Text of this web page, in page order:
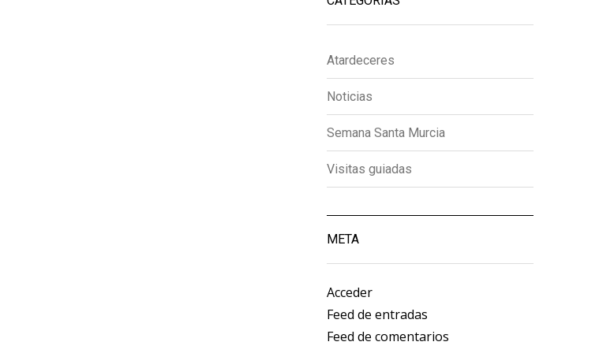
Atardeceres
Noticias
Semana Santa Murcia
Visitas guiadas
META
Acceder
Feed de entradas
Feed de comentarios